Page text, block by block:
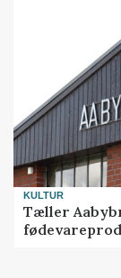
KULTUR
Tæller